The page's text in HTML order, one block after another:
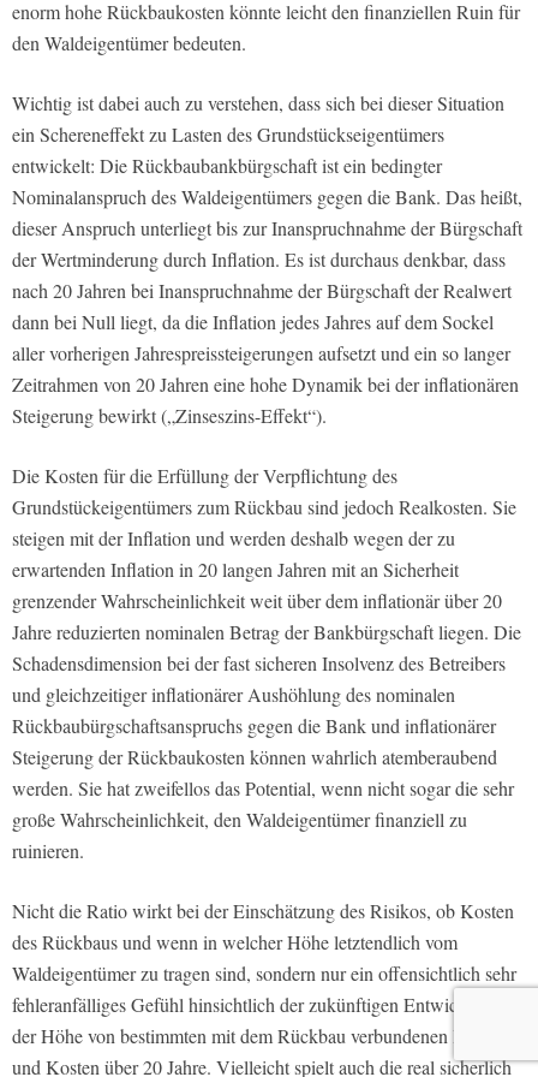
enorm hohe Rückbaukosten könnte leicht den finanziellen Ruin für
den Waldeigentümer bedeuten.
Wichtig ist dabei auch zu verstehen, dass sich bei dieser Situation
ein Schereneffekt zu Lasten des Grundstückseigentümers
entwickelt: Die Rückbaubankbürgschaft ist ein bedingter
Nominalanspruch des Waldeigentümers gegen die Bank. Das heißt,
dieser Anspruch unterliegt bis zur Inanspruchnahme der Bürgschaft
der Wertminderung durch Inflation. Es ist durchaus denkbar, dass
nach 20 Jahren bei Inanspruchnahme der Bürgschaft der Realwert
dann bei Null liegt, da die Inflation jedes Jahres auf dem Sockel
aller vorherigen Jahrespreissteigerungen aufsetzt und ein so langer
Zeitrahmen von 20 Jahren eine hohe Dynamik bei der inflationären
Steigerung bewirkt („Zinseszins-Effekt“).
Die Kosten für die Erfüllung der Verpflichtung des
Grundstückeigentümers zum Rückbau sind jedoch Realkosten. Sie
steigen mit der Inflation und werden deshalb wegen der zu
erwartenden Inflation in 20 langen Jahren mit an Sicherheit
grenzender Wahrscheinlichkeit weit über dem inflationär über 20
Jahre reduzierten nominalen Betrag der Bankbürgschaft liegen. Die
Schadensdimension bei der fast sicheren Insolvenz des Betreibers
und gleichzeitiger inflationärer Aushöhlung des nominalen
Rückbaubürgschaftsanspruchs gegen die Bank und inflationärer
Steigerung der Rückbaukosten können wahrlich atemberaubend
werden. Sie hat zweifellos das Potential, wenn nicht sogar die sehr
große Wahrscheinlichkeit, den Waldeigentümer finanziell zu
ruinieren.
Nicht die Ratio wirkt bei der Einschätzung des Risikos, ob Kosten
des Rückbaus und wenn in welcher Höhe letztendlich vom
Waldeigentümer zu tragen sind, sondern nur ein offensichtlich sehr
fehleranfälliges Gefühl hinsichtlich der zukünftigen Entwicklung
der Höhe von bestimmten mit dem Rückbau verbundenen Preisen
und Kosten über 20 Jahre. Vielleicht spielt auch die real sicherlich